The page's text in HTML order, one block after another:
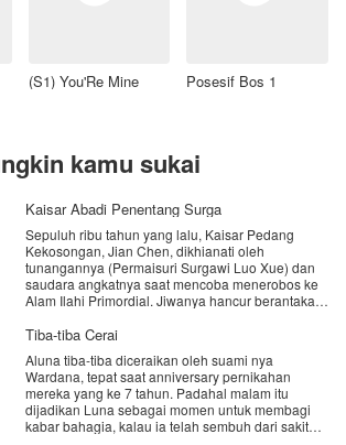
(S1) You'Re Mine Posesif Bos 1
kamu sukai
Kaisar Abadi Penentang Surga
Sepuluh ribu tahun yang lalu, Kaisar Pedang
Kekosongan, Jian Chen, dikhianati oleh
tunangannya (Permaisuri Surgawi Luo Xue) dan
saudara angkatnya saat mencoba menerobos ke
Alam Ilahi Primordial. Jiwanya hancur berantakan.
ia temukan di Reruntuhan Kekacauan
Sepuluh ribu tahun kemudian, Jian Chen
terbangun di tubuh seorang pemuda bernama
sama di Benua Bintang Jatuh (Dunia Fana
terendah). Pemuda ini dikenal sebagai "Sampah
Tiba-tiba Cerai
Aluna tiba-tiba diceraikan oleh suami nya
Wardana, tepat saat anniversary pernikahan
mereka yang ke 7 tahun. Padahal malam itu
dijadikan Luna sebagai momen untuk membagi
kabar bahagia, kalau ia telah sembuh dari sakit